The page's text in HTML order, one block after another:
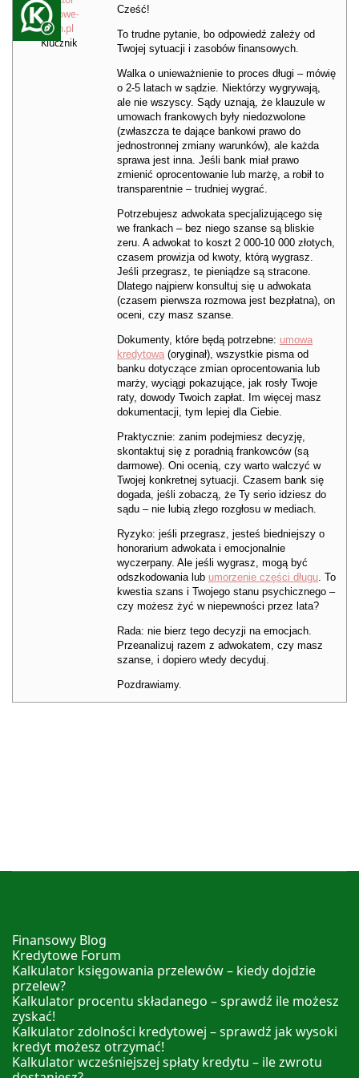
Kredytowe-
Forum.pl
Klucznik
Cześć!
To trudne pytanie, bo odpowiedź zależy od
Twojej sytuacji i zasobów finansowych.
Walka o unieważnienie to proces długi – mówię
o 2-5 latach w sądzie. Niektórzy wygrywają,
ale nie wszyscy. Sądy uznają, że klauzule w
umowach frankowych były niedozwolone
(zwłaszcza te dające bankowi prawo do
jednostronnej zmiany warunków), ale każda
sprawa jest inna. Jeśli bank miał prawo
zmienić oprocentowanie lub marżę, a robił to
transparentnie – trudniej wygrać.
Potrzebujesz adwokata specjalizującego się
we frankach – bez niego szanse są bliskie
zeru. A adwokat to koszt 2 000-10 000 złotych,
czasem prowizja od kwoty, którą wygrasz.
Jeśli przegrasz, te pieniądze są stracone.
Dlatego najpierw konsultuj się u adwokata
(czasem pierwsza rozmowa jest bezpłatna), on
oceni, czy masz szanse.
Dokumenty, które będą potrzebne: umowa
kredytowa (oryginał), wszystkie pisma od
banku dotyczące zmian oprocentowania lub
marży, wyciągi pokazujące, jak rosły Twoje
raty, dowody Twoich zapłat. Im więcej masz
dokumentacji, tym lepiej dla Ciebie.
Praktycznie: zanim podejmiesz decyzję,
skontaktuj się z poradnią frankowców (są
darmowe). Oni ocenią, czy warto walczyć w
Twojej konkretnej sytuacji. Czasem bank się
dogada, jeśli zobaczą, że Ty serio idziesz do
sądu – nie lubią złego rozgłosu w mediach.
Ryzyko: jeśli przegrasz, jesteś biedniejszy o
honorarium adwokata i emocjonalnie
wyczerpany. Ale jeśli wygrasz, mogą być
odszkodowania lub umorzenie części długu. To
kwestia szans i Twojego stanu psychicznego –
czy możesz żyć w niepewności przez lata?
Rada: nie bierz tego decyzji na emocjach.
Przeanalizuj razem z adwokatem, czy masz
szanse, i dopiero wtedy decyduj.
Pozdrawiamy.
Finansowy Blog
Kredytowe Forum
Kalkulator księgowania przelewów – kiedy dojdzie
przelew?
Kalkulator procentu składanego – sprawdź ile możesz
zyskać!
Kalkulator zdolności kredytowej – sprawdź jak wysoki
kredyt możesz otrzymać!
Kalkulator wcześniejszej spłaty kredytu – ile zwrotu